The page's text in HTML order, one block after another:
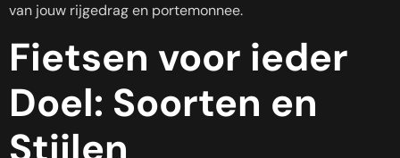
van jouw rijgedrag en portemonnee.
Fietsen voor ieder
Doel: Soorten en
Stijlen